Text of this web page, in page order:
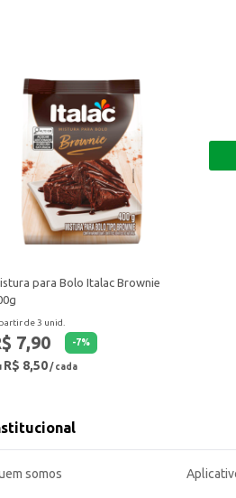
para Bolo Italac Brownie
de 3 unid.
7,90 -7%
R$ 8,50/ cada
somos